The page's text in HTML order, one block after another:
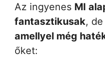
Az ingyenes MI
fantasztikusak, de
amellyel még
őket: